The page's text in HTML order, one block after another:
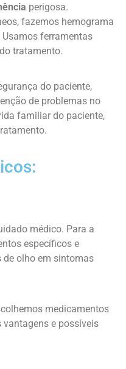
perigosa.
fazemos hemograma
ferramentas
tratamento.
do paciente,
de problemas no
familiar do paciente,
médico. Para a
específicos e
olho em sintomas
medicamentos
e possíveis